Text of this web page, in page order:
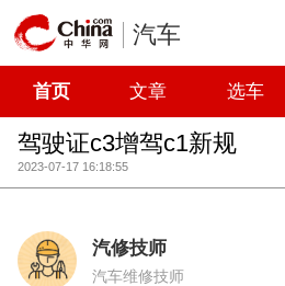
汽车
首页 文章 选车
驾驶证c3增驾c1新规
2023-07-17 16:18:55
汽修技师
汽车维修技师